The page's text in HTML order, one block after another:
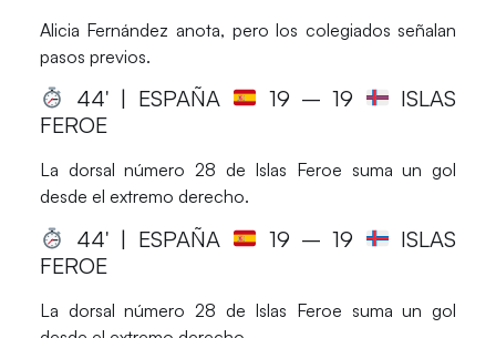
Alicia Fernández anota, pero los colegiados señalan
pasos previos.
44′ | ESPAÑA 19 – 19
ISLAS
FEROE
La dorsal número 28 de Islas Feroe suma un gol
desde el extremo derecho.
44′ | ESPAÑA 19 – 19
ISLAS
FEROE
La dorsal número 28 de Islas Feroe suma un gol